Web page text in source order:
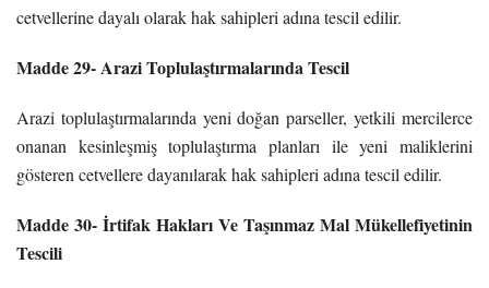
cetvellerine dayalı olarak hak sahipleri adına tescil edilir.
Madde 29- Arazi Toplulaştırmalarında Tescil
Arazi toplulaştırmalarında yeni doğan parseller, yetkili mercilerce
onanan kesinleşmiş toplulaştırma planları ile yeni maliklerini
gösteren cetvellere dayanılarak hak sahipleri adına tescil edilir.
Madde 30- İrtifak Hakları Ve Taşınmaz Mal Mükellefiyetinin
Tescili